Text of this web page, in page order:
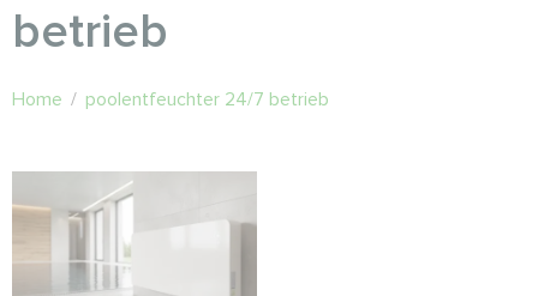
betrieb
Home / poolentfeuchter 24/7 betrieb